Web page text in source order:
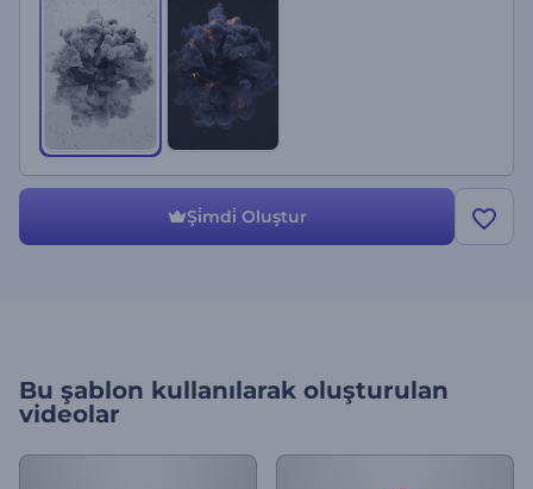
Şi̇mdi̇ Oluştur
Bu şablon kullanılarak oluşturulan
videolar